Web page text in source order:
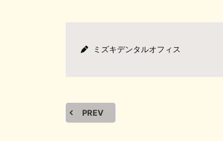
ミズキデンタルオフィス
PREV